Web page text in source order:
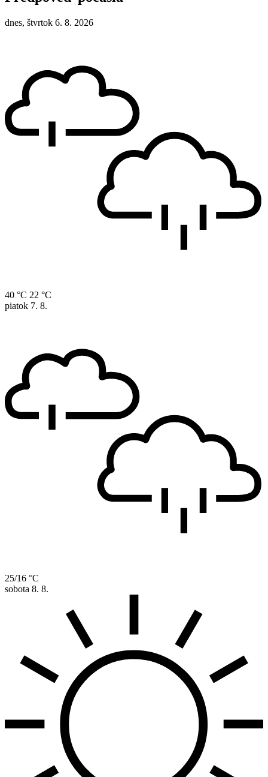
dnes, štvrtok 6. 8. 2026
40 °C 22 °C
piatok 7. 8.
25/16 °C
sobota 8. 8.